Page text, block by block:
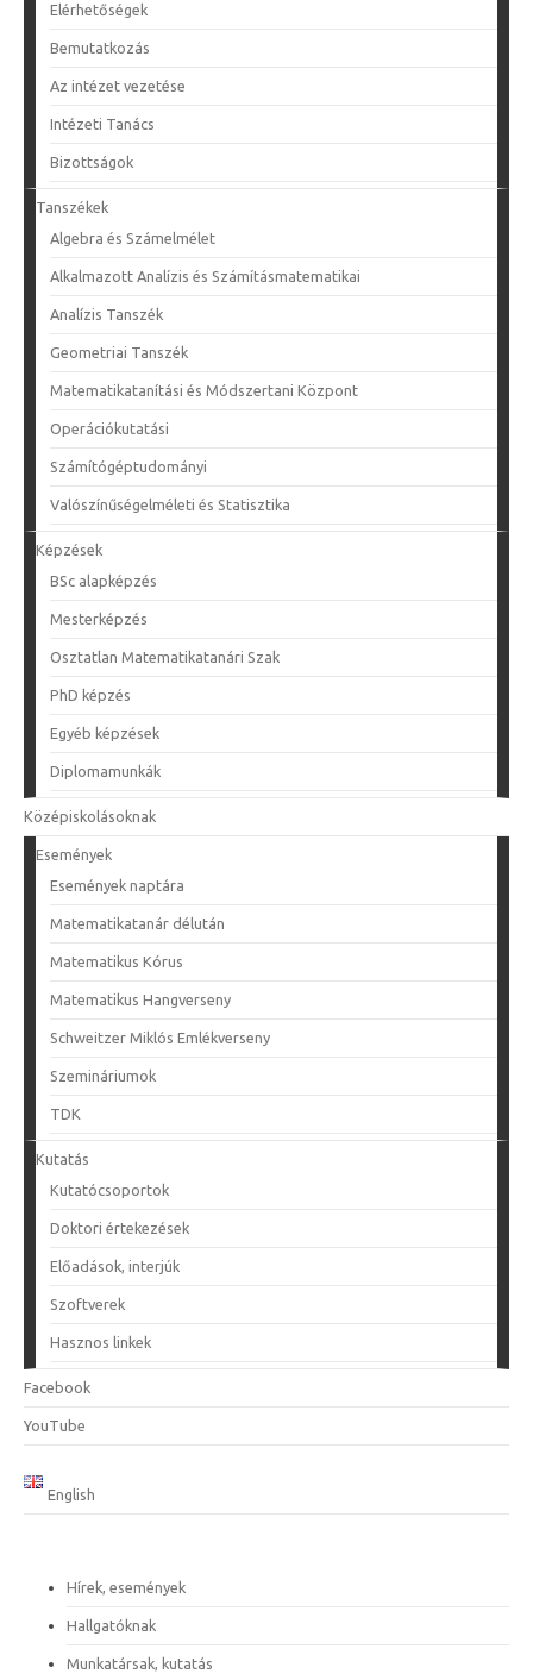
Elérhetőségek
Bemutatkozás
Az intézet vezetése
Intézeti Tanács
Bizottságok
Tanszékek
Algebra és Számelmélet
Alkalmazott Analízis és Számításmatematikai
Analízis Tanszék
Geometriai Tanszék
Matematikatanítási és Módszertani Központ
Operációkutatási
Számítógéptudományi
Valószínűségelméleti és Statisztika
Képzések
BSc alapképzés
Mesterképzés
Osztatlan Matematikatanári Szak
PhD képzés
Egyéb képzések
Diplomamunkák
Középiskolásoknak
Események
Események naptára
Matematikatanár délután
Matematikus Kórus
Matematikus Hangverseny
Schweitzer Miklós Emlékverseny
Szemináriumok
TDK
Kutatás
Kutatócsoportok
Doktori értekezések
Előadások, interjúk
Szoftverek
Hasznos linkek
Facebook
YouTube
English
Hírek, események
Hallgatóknak
Munkatársak, kutatás